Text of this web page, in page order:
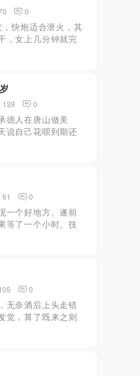
0
快炮适合泄火，其
，女上几分钟就完
有点味道，女的
下面松的很，下次
139 0
德人在唐山做美
说自己花呗到期还
我说没问题，就
见面后先给了钱然
61 0
一个好地方。遂前
等了一个小时。技
水多。强烈推荐
的好
0
无奈酒后上头走错
觉，算了既来之则
，就简单推个